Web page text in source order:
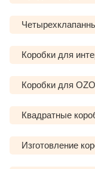
Коробки для
Коробки для
Квадратные
Изготовление